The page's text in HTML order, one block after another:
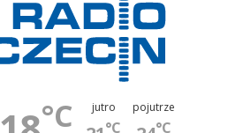
°C jutro
°C
pojutrze
°C